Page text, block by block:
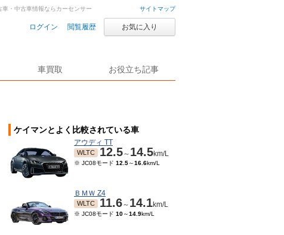
サイトマップ
ログイン 閲覧履歴 お気に入り
車買取 お役立ち記事
・中古車情報ならカーセンサー
ケイマンとよく比較されている車
アウディ TT
WLTC 12.5～ 14.5km/L
※ JC08モード 12.5～16.6km/L
ＢＭＷ Z4
WLTC 11.6～ 14.1km/L
※ JC08モード 10～14.9km/L